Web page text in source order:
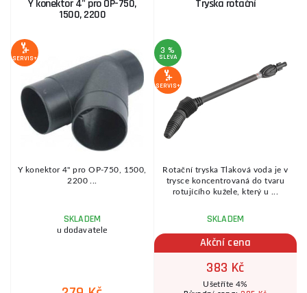
Y konektor 4" pro OP-750,
1500, 2200
SERVIS+
Y konektor 4" pro OP-750, 1500,
2200 ...
SKLADEM
u dodavatele
Tryska rotační
3 %
SLEVA
SERVIS+
Rotační tryska Tlaková voda je v
trysce koncentrovaná do tvaru
rotujícího kužele, který u ...
SKLADEM
Akční cena
383 Kč
Ušetříte 4%